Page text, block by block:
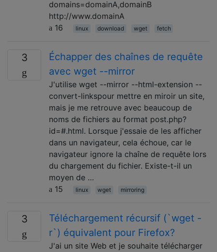
domains=domainA,domainB
http://www.domainA
16
linux download wget fetch
3
Échapper des chaînes de requête
avec wget --mirror
J'utilise wget --mirror --html-extension --
convert-linkspour mettre en miroir un site,
mais je me retrouve avec beaucoup de
noms de fichiers au format post.php?
id=#.html. Lorsque j'essaie de les afficher
dans un navigateur, cela échoue, car le
navigateur ignore la chaîne de requête lors
du chargement du fichier. Existe-t-il un
moyen de …
15
linux wget mirroring
3
Téléchargement récursif (`wget -
r`) équivalent pour Firefox?
J'ai un site Web et je souhaite télécharger